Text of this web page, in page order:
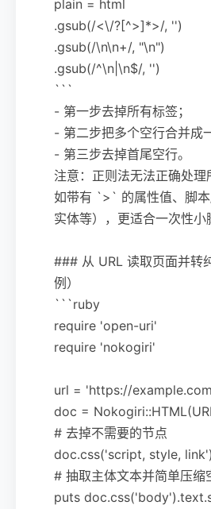
plain = html
.gsub(/<\/?[^>]*>/, '')
.gsub(/\n\n+/, "\n")
.gsub(/^\n|\n$/, '')
```
- 第一步去掉所有标签；
- 第二步把多个空行合并成
- 第三步去掉首尾空行。
注意：正则法无法正确处
如带有 `>` 的属性值、脚本
实体等），更适合一次性小
### 从 URL 读取页面并转
例）
```ruby
require 'open-uri'
require 'nokogiri'
url = 'https://
doc =
# 去掉不需要的节点
doc.css('script, style,
# 抽取主体文本并简单压缩
puts